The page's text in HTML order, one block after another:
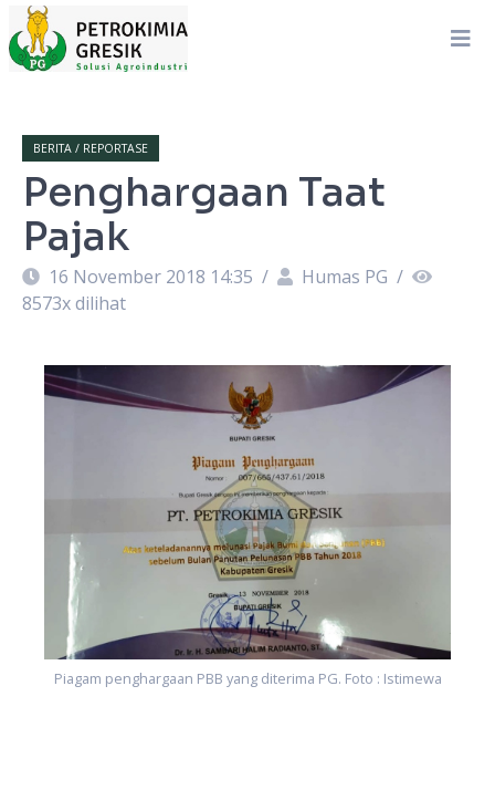
BERITA / REPORTASE
Penghargaan Taat
Pajak
16 November 2018 14:35 / Humas PG /
8573x dilihat
Piagam penghargaan PBB yang diterima PG. Foto : Istimewa